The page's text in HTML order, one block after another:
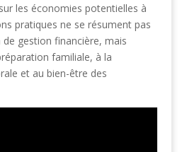
les économies potentielles à
pratiques ne se résument pas
gestion financière, mais
familiale, à la
et au bien-être des